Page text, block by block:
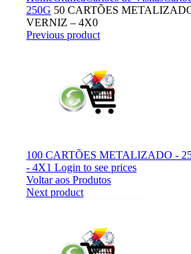
250G 50 CARTÕES
VERNIZ – 4X0
Previous product
100 CARTÕES METALIZADO -
- 4X1 Login to see prices
Voltar aos Produtos
Next product